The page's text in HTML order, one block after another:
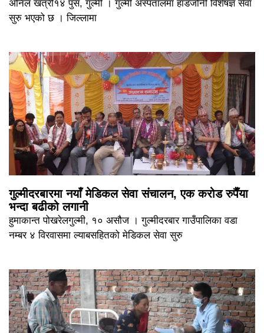
अनिल खत्री१४ पुस, गुल्मी । गुल्मी अस्पतालमा हाडजोर्नी विशेषज्ञ सेवा
सुरु भएको छ । जिल्लामा
गुल्मीदरबारमा नयाँ मेडिकल सेवा संचालन, एक करोड रुपैँया
भन्दा बढीको लगानी
हुमाकान्त पोखरेलगुल्मी, १० असौज । गुल्मीदरबार गाउँपालिका वडा
नम्बर ४ विरवासमा ल्याबसहितको मेडिकल सेवा सुरु